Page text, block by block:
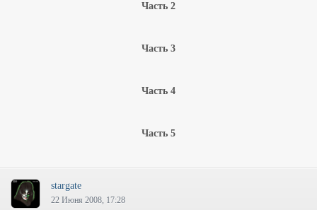
Часть 2
Часть 3
Часть 4
Часть 5
stargate
22 Июня 2008, 17:28